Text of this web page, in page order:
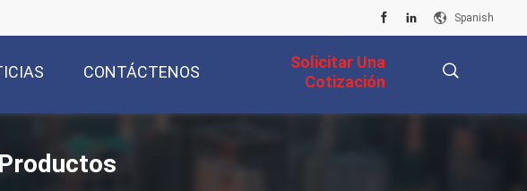
Spanish
CONTÁCTENOS
Solicitar Una
Cotización